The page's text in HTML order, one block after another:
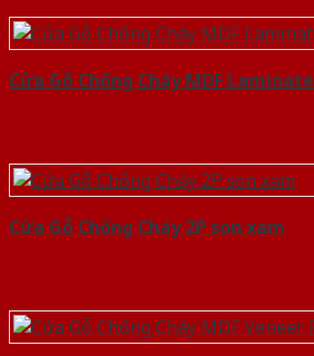
Cửa Gỗ Chống Cháy MDF Laminate
Cửa Gỗ Chống Cháy 2P son xam